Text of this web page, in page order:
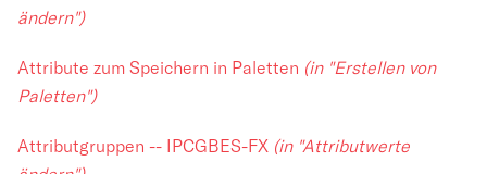
ändern")
Attribute zum Speichern in Paletten (in "Erstellen von
Paletten")
Attributgruppen -- IPCGBES-FX (in "Attributwerte